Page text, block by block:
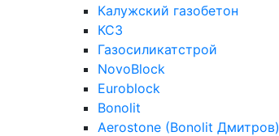
Калужский газобетон
КСЗ
Газосиликатстрой
NovoBlock
Euroblock
Bonolit
Aerostone (Bonolit Дмитров)